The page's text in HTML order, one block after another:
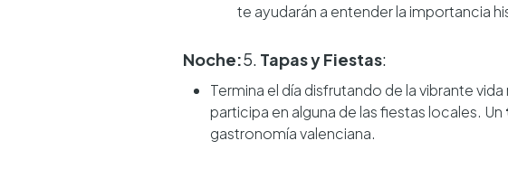
te ayudarán a entender la importancia
Noche:5. Tapas y Fiestas:
Termina el día disfrutando de la vibrante
participa en alguna de las fiestas locales. Un
gastronomía valenciana.